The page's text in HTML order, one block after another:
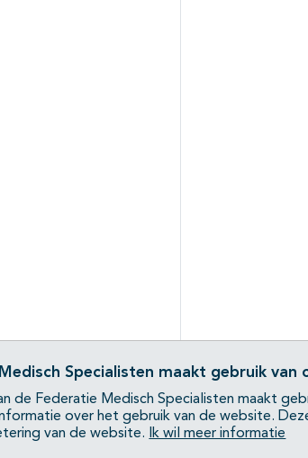
Specialisten maakt gebruik van
de Federatie Medisch Specialisten maakt
over het gebruik van de website.
van de website.
Ik wil meer informatie